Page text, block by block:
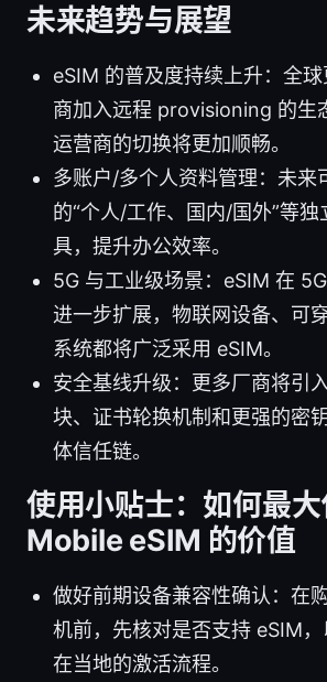
未来趋势与展望
eSIM 的普及度持续上升：全
商加入远程 provisioning 的生
运营商的切换将更加顺畅。
多账户/多个人资料管理：未来
的“个人/工作、国内/国外”等独
具，提升办公效率。
5G 与工业级场景：eSIM 在
进一步扩展，物联网设备、可
系统都将广泛采用 eSIM。
安全基线升级：更多厂商将引
块、证书轮换机制和更强的密
体信任链。
使用小贴士：如何最
Mobile eSIM 的价值
做好前期设备兼容性确认：在
机前，先核对是否支持 eSIM
在当地的激活流程。